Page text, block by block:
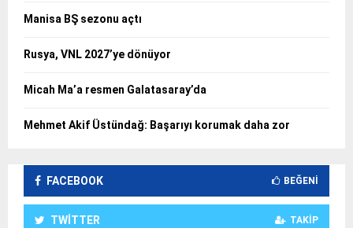
Manisa BŞ sezonu açtı
Rusya, VNL 2027’ye dönüyor
Micah Ma’a resmen Galatasaray’da
Mehmet Akif Üstündağ: Başarıyı korumak daha zor
FACEBOOK BEĞENI
TWITTER TAKIP